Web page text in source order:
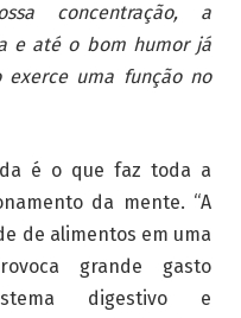
concentração, a
e até o bom humor já
uma função no
é o que faz toda a
da mente. “A
de alimentos em uma
grande gasto
digestivo e